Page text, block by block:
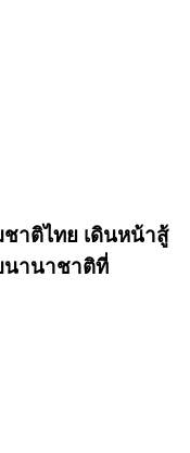
าติไทย เดินหน้าสู้
นานาชาติที่